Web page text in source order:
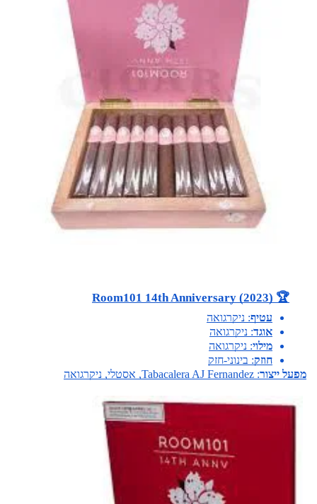
🏆 Room101 14th Anniversary (2023)
עטיף: ניקרגואה
אוגד: ניקרגואה
מילוי: ניקרגואה
חוזק: בינוני-חזק
מפעל ייצור: Tabacalera AJ Fernandez, אסטלי, ניקרגואה